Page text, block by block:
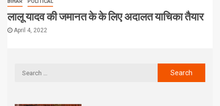
BIHAR POLITICAL
लालू यादव की जमानत के के लिए अदालत याचिका तैयार
April 4, 2022